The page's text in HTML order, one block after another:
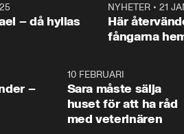
– då hyllas
NYHETER •21
Här
fångarna
–
10 FEBRUARI
Sara måste sälja
huset för att ha råd
med veterinären